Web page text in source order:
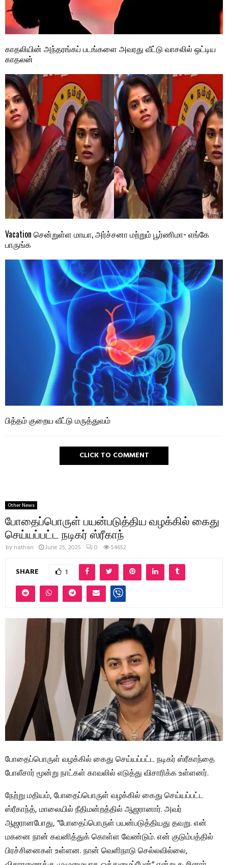
காதலியின் அந்தரங்கப் படங்களை அவரது வீட்டு வாசலில் ஒட்டிய
காதலன்
Vacation சென்றுள்ள மாயா, அர்ச்சனா மற்றும் பூர்ணிமா- எங்கே
பாருங்க
பித்தம் குறைய வீட்டு மருத்துவம்
CLICK TO COMMENT
Other News
போதைப்பொருள் பயன்படுத்திய வழக்கில் கைது
செய்யப்பட்ட நடிகர் ஸ்ரீகாந்
by nathan June 25, 2025 0 54652
SHARE 1
போதைப்பொருள் வழக்கில் கைது செய்யப்பட்ட நடிகர் ஸ்ரீகாந்தை
போலீசார் மூன்று நாட்கள் காவலில் எடுத்து விசாரிக்க உள்ளனர்.
நேற்று மதியம், போதைப்பொருள் வழக்கில் கைது செய்யப்பட்ட
ஸ்ரீகாந்த், மாலையில் நீதிமன்றத்தில் ஆஜரானார். அவர்
ஆஜரானபோது, ​​”போதைப்பொருள் பயன்படுத்தியது தவறு. என்
மகனை நான் கவனித்துக் கொள்ள வேண்டும். என் குடும்பத்தில்
பிரச்சினைகள் உள்ளன. நான் வெளிநாடு செல்லவில்லை,